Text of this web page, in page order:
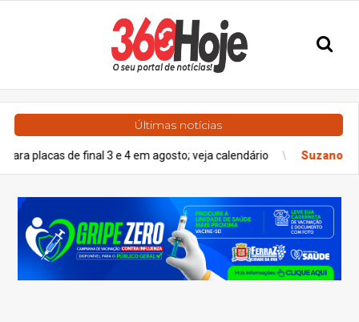
Últimas notícias
de final 3 e 4 em agosto; veja calendário Suzano Suzano